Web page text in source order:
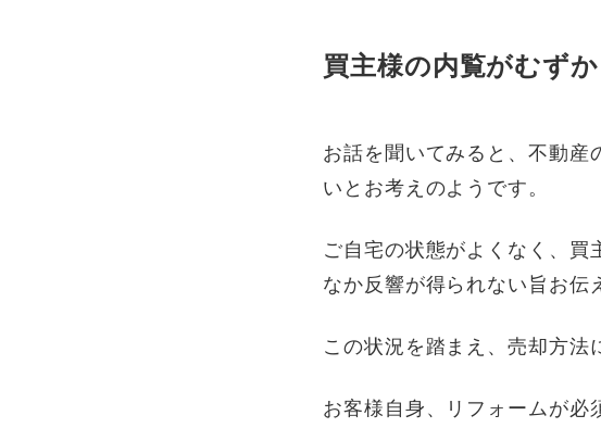
買主様の内覧がむず
お話を聞いてみると、不動産
いとお考えのようです。
ご自宅の状態がよくなく、買
なか反響が得られない旨お伝
この状況を踏まえ、売却方法
お客様自身、リフォームが必